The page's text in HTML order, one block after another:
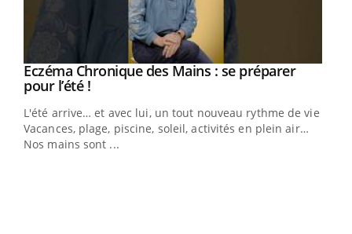
Youtube
Eczéma Chronique des Mains : se préparer
pour l’été !Youtube
L'été arrive… et avec lui, un tout nouveau rythme de vie !
Vacances, plage, piscine, soleil, activités en plein air…
Nos mains sont ...